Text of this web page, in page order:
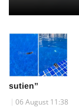
sutien”
06 August 11:38